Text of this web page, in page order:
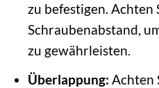
zu befestigen. Achten
Schraubenabstand,
zu gewährleisten.
Überlappung: Achten